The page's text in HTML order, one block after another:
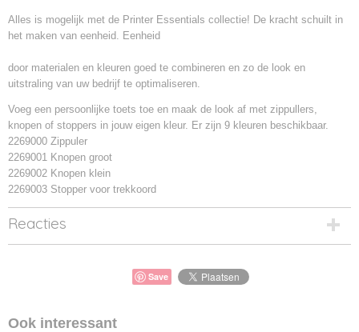
Alles is mogelijk met de Printer Essentials collectie! De kracht schuilt in
het maken van eenheid. Eenheid
door materialen en kleuren goed te combineren en zo de look en
uitstraling van uw bedrijf te optimaliseren.
Voeg een persoonlijke toets toe en maak de look af met zippullers,
knopen of stoppers in jouw eigen kleur. Er zijn 9 kleuren beschikbaar.
2269000 Zippuler
2269001 Knopen groot
2269002 Knopen klein
2269003 Stopper voor trekkoord
Reacties
Save
Ook interessant